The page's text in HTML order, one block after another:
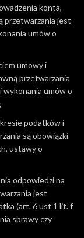
konta,
przetwarzania jest
umów o
umowy i
przetwarzania
wykonania umów o
podatków i
są obowiązki
ustawy o
odpowiedzi na
jest
(art. 6 ust 1 lit. f
sprawy czy